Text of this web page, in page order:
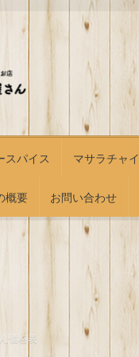
スパイス マサラチャイ
概要 お問い合わせ
価格表